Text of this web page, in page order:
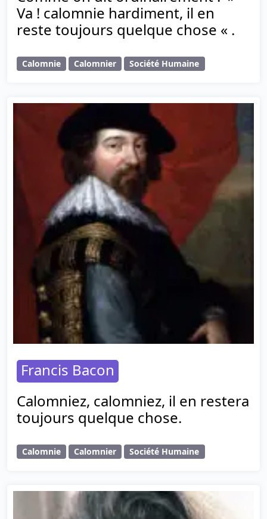
Va ! calomnie hardiment, il en
reste toujours quelque chose « .
Calomnie Calomnier Société Humaine
Francis Bacon
Calomniez, calomniez, il en restera
toujours quelque chose.
Calomnie Calomnier Société Humaine